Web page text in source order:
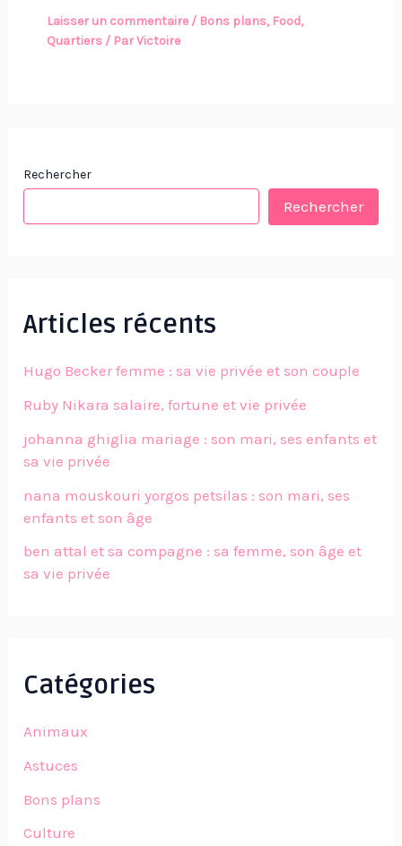
Laisser un commentaire / Bons plans, Food,
Quartiers/ ParVictoire
Rechercher
Rechercher
Articles récents
Hugo Becker femme : sa vie privée et son couple
Ruby Nikara salaire, fortune et vie privée
johanna ghiglia mariage : son mari, ses enfants et
sa vie privée
nana mouskouri yorgos petsilas : son mari, ses
enfants et son âge
ben attal et sa compagne : sa femme, son âge et
sa vie privée
Catégories
Animaux
Astuces
Bons plans
Culture